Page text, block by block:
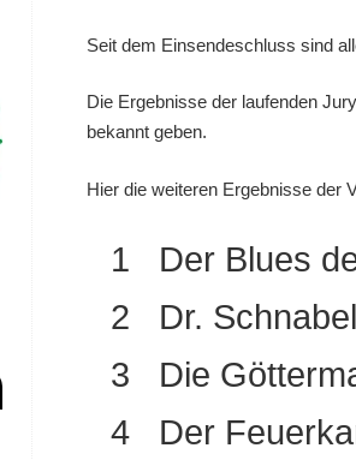
Seit dem Einsendeschluss sind
Die Ergebnisse der laufenden
bekannt geben.
Hier die weiteren Ergebnisse der
1 Der Blues
2 Dr. Schnabel
3 Die
4 Der